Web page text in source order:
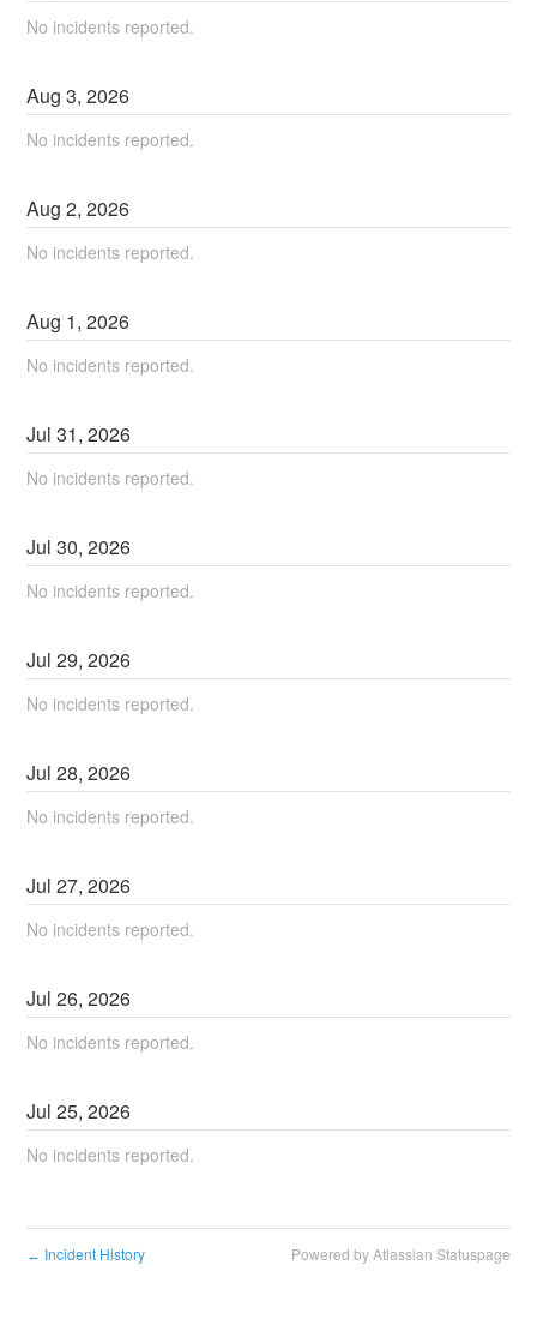
No incidents reported.
Aug3,2026
No incidents reported.
Aug2,2026
No incidents reported.
Aug 1,2026
No incidents reported.
Jul31,2026
No incidents reported.
Jul30,2026
No incidents reported.
Jul29,2026
No incidents reported.
Jul28,2026
No incidents reported.
Jul27,2026
No incidents reported.
Jul26,2026
No incidents reported.
Jul25,2026
No incidents reported.
← Incident History Powered by Atlassian Statuspage